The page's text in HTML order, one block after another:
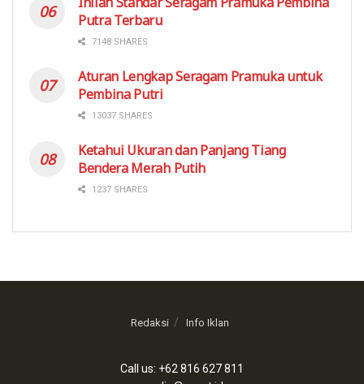
Putra Terbaru
7148 SHARES
Aturan Lengkap Seragam Pramuka untuk
Pembina Putri
13037 SHARES
Ketahui Ukuran dan Panjang Tiang
Bendera Merah Putih
1237 SHARES
Redaksi Info Iklan
Call us: +62 816 627 811